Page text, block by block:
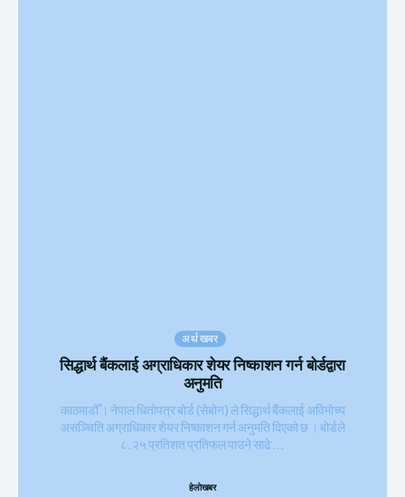
अर्थ खबर
सिद्धार्थ बैंकलाई अग्राधिकार शेयर निष्काशन गर्न बोर्डद्वारा
अनुमति
काठमाडौँ । नेपाल धितोपत्र बोर्ड (सेबोन) ले सिद्धार्थ बैंकलाई अविमोच्य
असञ्चिति अग्राधिकार शेयर निष्काशन गर्न अनुमति दिएको छ । बोर्डले
८.२५ प्रतिशत प्रतिफल पाउने साढे...
हेलाेखबर